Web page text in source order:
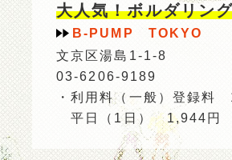
大人気！ボルダリン
B-PUMP TOKYO
文京区湯島1-1-8
03-6206-9189
・利用料（一般）登録料
平日（1日） 1,944